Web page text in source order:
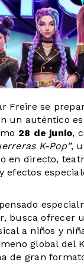
Freire se
un auténtico
28 de junio,
K-Pop”,
en directo,
efectos
busca ofrecer
a niños y
global del
de gran